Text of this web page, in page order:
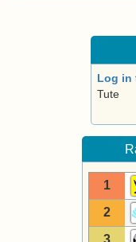
Log in
Tute
1
2